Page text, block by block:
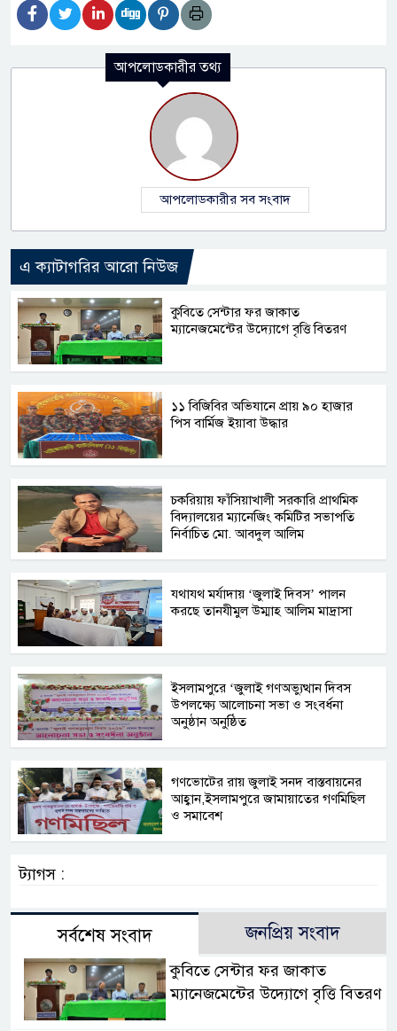
আপলোডকারীর তথ্য
আপলোডকারীর সব সংবাদ
এ ক্যাটাগরির আরো নিউজ
কুবিতে সেন্টার ফর জাকাত
ম্যানেজমেন্টের উদ্যোগে বৃত্তি বিতরণ
১১ বিজিবির অভিযানে প্রায় ৯০ হাজার
পিস বার্মিজ ইয়াবা উদ্ধার
চকরিয়ায় ফাঁসিয়াখালী সরকারি প্রাথমিক
বিদ্যালয়ের ম্যানেজিং কমিটির সভাপতি
নির্বাচিত মো. আবদুল আলিম
যথাযথ মর্যাদায় ‘জুলাই দিবস’ পালন
করছে তানযীমুল উম্মাহ আলিম মাদ্রাসা
ইসলামপুরে ‘জুলাই গণঅভ্যুত্থান দিবস
উপলক্ষ্যে আলোচনা সভা ও সংবর্ধনা
অনুষ্ঠান অনুষ্ঠিত
গণভোটের রায় জুলাই সনদ বাস্তবায়নের
আহ্বান,ইসলামপুরে জামায়াতের গণমিছিল
ও সমাবেশ
ট্যাগস :
সর্বশেষ সংবাদ জনপ্রিয় সংবাদ
কুবিতে সেন্টার ফর জাকাত
ম্যানেজমেন্টের উদ্যোগে বৃত্তি বিতরণ